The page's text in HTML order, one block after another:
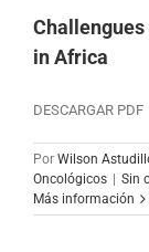
in Africa
DESCARGAR PDF
Por Wilson
Oncológicos | Sin
Más información